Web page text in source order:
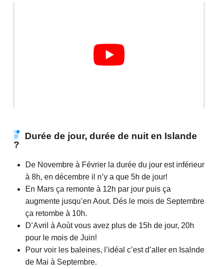
Durée de jour, durée de nuit en Islande
?
De Novembre à Février la durée du jour est inférieur
à 8h, en décembre il n’y a que 5h de jour!
En Mars ça remonte à 12h par jour puis ça
augmente jusqu’en Aout. Dés le mois de Septembre
ça retombe à 10h.
D’Avril à Aoùt vous avez plus de 15h de jour, 20h
pour le mois de Juin!
Pour voir les baleines, l’idéal c’est d’aller en Isalnde
de Mai à Septembre.